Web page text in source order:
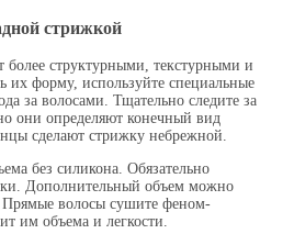
стрижкой
более структурными, текстурными и
их форму, используйте специальные
за волосами. Тщательно следите за
они определяют конечный вид
сделают стрижку небрежной.
без силикона. Обязательно
Дополнительный объем можно
волосы сушите феном-
им объема и легкости.